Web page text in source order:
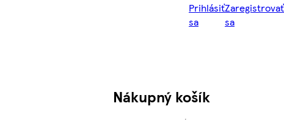
Prihlásiť
sa
Zaregistrovať
sa
Nákupný košík